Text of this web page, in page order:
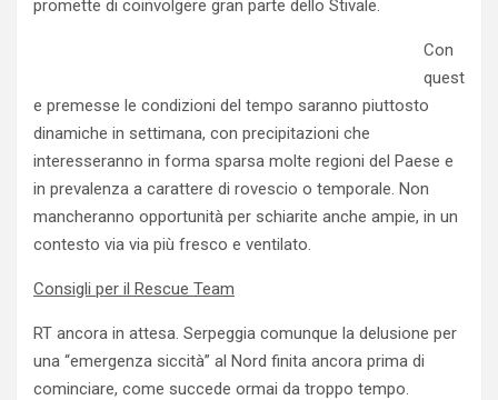
promette di coinvolgere gran parte dello Stivale.
Con
quest
e premesse le condizioni del tempo saranno piuttosto
dinamiche in settimana, con precipitazioni che
interesseranno in forma sparsa molte regioni del Paese e
in prevalenza a carattere di rovescio o temporale. Non
mancheranno opportunità per schiarite anche ampie, in un
contesto via via più fresco e ventilato.
Consigli per il Rescue Team
RT ancora in attesa. Serpeggia comunque la delusione per
una “emergenza siccità” al Nord finita ancora prima di
cominciare, come succede ormai da troppo tempo.